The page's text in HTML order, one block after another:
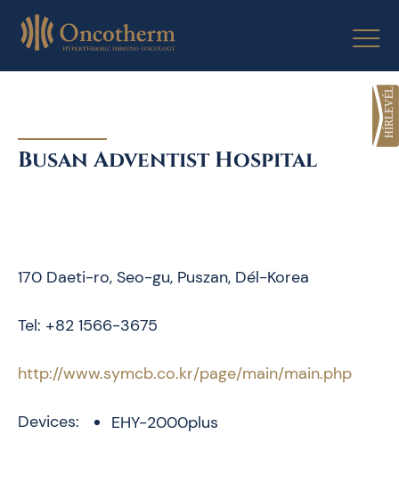
Busan Adventist Hospital
170 Daeti-ro, Seo-gu, Puszan, Dél-Korea
Tel: +82 1566-3675
http://www.symcb.co.kr/page/main/main.php
Devices: EHY-2000plus